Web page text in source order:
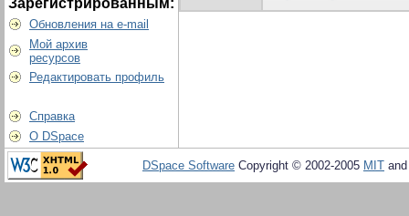
Зарегистрированным:
Обновления на e-mail
Мой архив
ресурсов
Редактировать профиль
Справка
О DSpace
DSpace Software Copyright © 2002-2005 MIT